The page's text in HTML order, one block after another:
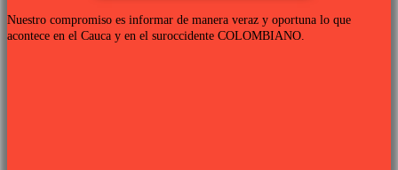
Nuestro compromiso es informar de manera veraz y oportuna lo que
acontece en el Cauca y en el suroccidente COLOMBIANO.